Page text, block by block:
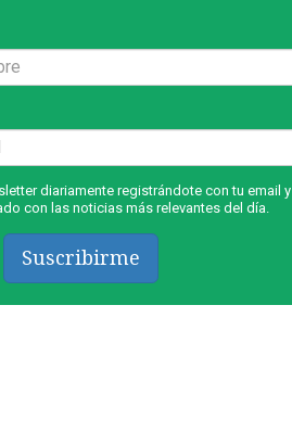
diariamente registrándote con tu email y
con las noticias más relevantes del día.
Suscribirme